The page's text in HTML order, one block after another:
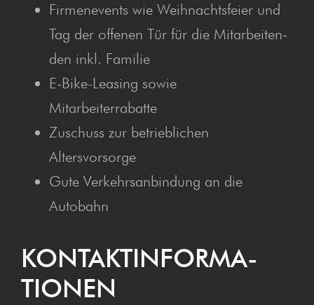
Fir­men­events wie Weih­nachts­fei­er und
Tag der offe­nen Tür für die Mit­ar­bei­ten­
den inkl. Familie
E‑Bike-Lea­sing sowie
Mitarbeiterrabatte
Zuschuss zur betrieb­li­chen
Altersvorsorge
Gute Ver­kehrs­an­bin­dung an die
Autobahn
KON­TAKT­IN­FOR­MA­
TIO­NEN